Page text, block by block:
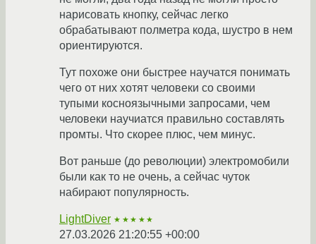
нарисовать кнопку, сейчас легко
обрабатывают полметра кода, шустро в нем
ориентируются.
Тут похоже они быстрее научатся понимать
чего от них хотят человеки со своими
тупыми косноязычными запросами, чем
человеки научиатся правильно составлять
промты. Что скорее плюс, чем минус.
Вот раньше (до революции) электромобили
были как то не очень, а сейчас чуток
набирают популярность.
LightDiver ★★★★★
27.03.2026 21:20:55 +00:00